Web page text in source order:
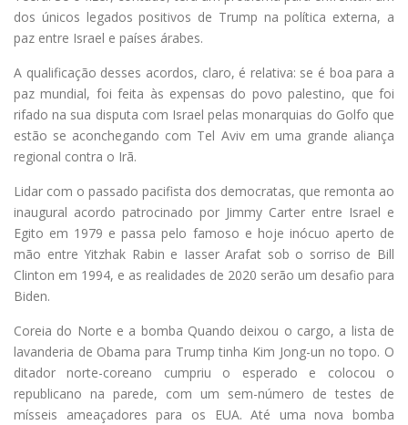
dos únicos legados positivos de Trump na política externa, a
paz entre Israel e países árabes.
A qualificação desses acordos, claro, é relativa: se é boa para a
paz mundial, foi feita às expensas do povo palestino, que foi
rifado na sua disputa com Israel pelas monarquias do Golfo que
estão se aconchegando com Tel Aviv em uma grande aliança
regional contra o Irã.
Lidar com o passado pacifista dos democratas, que remonta ao
inaugural acordo patrocinado por Jimmy Carter entre Israel e
Egito em 1979 e passa pelo famoso e hoje inócuo aperto de
mão entre Yitzhak Rabin e Iasser Arafat sob o sorriso de Bill
Clinton em 1994, e as realidades de 2020 serão um desafio para
Biden.
Coreia do Norte e a bomba Quando deixou o cargo, a lista de
lavanderia de Obama para Trump tinha Kim Jong-un no topo. O
ditador norte-coreano cumpriu o esperado e colocou o
republicano na parede, com um sem-número de testes de
mísseis ameaçadores para os EUA. Até uma nova bomba